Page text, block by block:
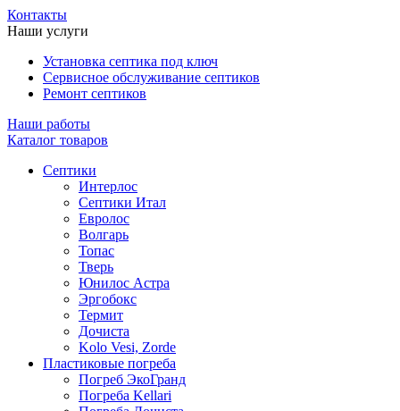
Контакты
Наши услуги
Установка септика под ключ
Сервисное обслуживание септиков
Ремонт септиков
Наши работы
Каталог товаров
Септики
Интерлос
Септики Итал
Евролос
Волгарь
Топас
Тверь
Юнилос Астра
Эргобокс
Термит
Дочиста
Kolo Vesi, Zorde
Пластиковые погреба
Погреб ЭкоГранд
Погреба Kellari